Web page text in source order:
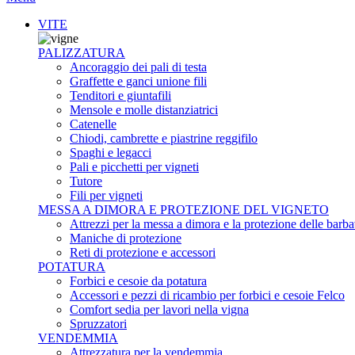
VITE
PALIZZATURA
Ancoraggio dei pali di testa
Graffette e ganci unione fili
Tenditori e giuntafili
Mensole e molle distanziatrici
Catenelle
Chiodi, cambrette e piastrine reggifilo
Spaghi e legacci
Pali e picchetti per vigneti
Tutore
Fili per vigneti
MESSA A DIMORA E PROTEZIONE DEL VIGNETO
Attrezzi per la messa a dimora e la protezione delle
Maniche di protezione
Reti di protezione e accessori
POTATURA
Forbici e cesoie da potatura
Accessori e pezzi di ricambio per forbici e cesoie Felco
Comfort sedia per lavori nella vigna
Spruzzatori
VENDEMMIA
Attrezzatura per la vendemmia